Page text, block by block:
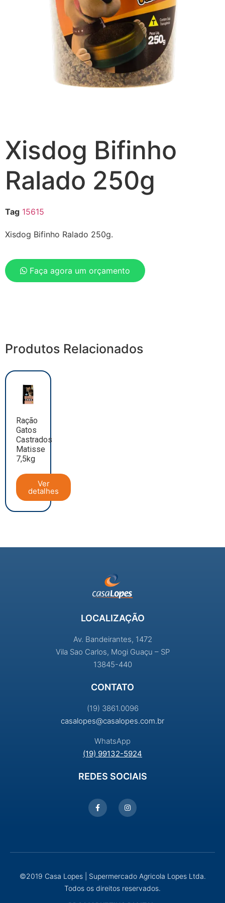
Xisdog Bifinho
Ralado 250g
Tag 15615
Xisdog Bifinho Ralado 250g.
Faça agora um orçamento
Produtos Relacionados
Ração
Gatos
Castrados
Matisse
7,5kg
Ver
detalhes
LOCALIZAÇÃO
Av. Bandeirantes, 1472
Vila Sao Carlos, Mogi Guaçu – SP
13845-440
CONTATO
(19) 3861.0096
casalopes@casalopes.com.br
WhatsApp
(19) 99132-5924
REDES SOCIAIS
©2019 Casa Lopes | Supermercado Agricola Lopes Ltda.
Todos os direitos reservados.